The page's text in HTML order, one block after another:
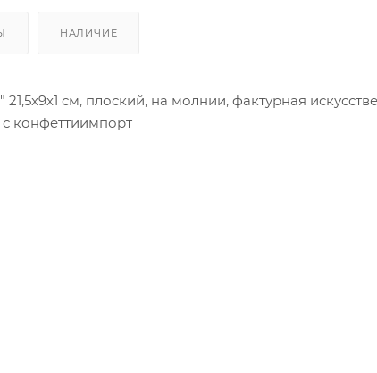
НАЛИЧИЕ
21,5x9x1 см, плоский, на молнии, фактурная
конфеттиимпорт